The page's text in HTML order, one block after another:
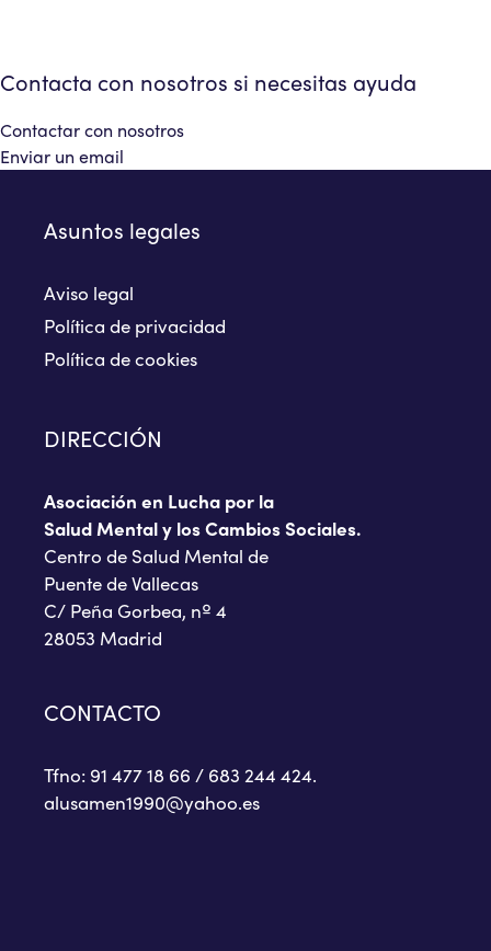
Contacta con nosotros si necesitas ayuda
Contactar con nosotros
Enviar un email
Asuntos legales
Aviso legal
Política de privacidad
Política de cookies
DIRECCIÓN
Asociación en Lucha por la
Salud Mental y los Cambios Sociales.
Centro de Salud Mental de
Puente de Vallecas
C/ Peña Gorbea, nº 4
28053 Madrid
CONTACTO
Tfno: 91 477 18 66 / 683 244 424.
alusamen1990@yahoo.es